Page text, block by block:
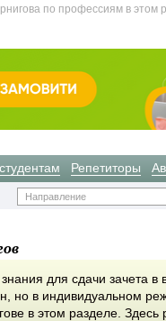
по профессиям в этом
Репетиторы
Направление
для сдачи зачета в
но в индивидуальном
в этом разделе.